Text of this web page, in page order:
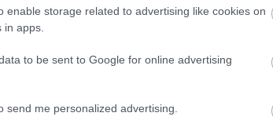
enable storage related to advertising like cookies on
apps.
to be sent to Google for online advertising
send me personalized advertising.
tartalomnak minősülnek, értük a
nem ellenőrzi. Kifogás esetén forduljon a blog